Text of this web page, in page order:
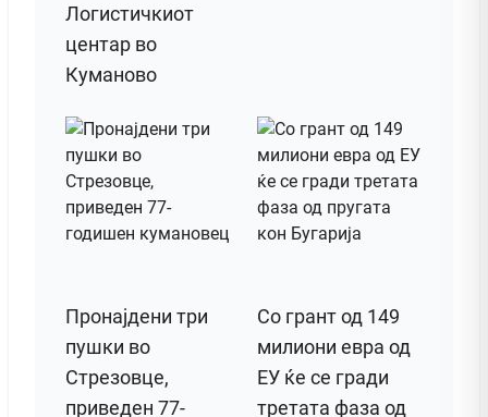
Логистичкиот
центар во
Куманово
Пронајдени три
пушки во
Стрезовце,
приведен 77-
Со грант од 149
милиони евра од
ЕУ ќе се гради
третата фаза од